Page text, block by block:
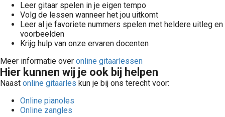
Leer gitaar spelen in je eigen tempo
Volg de lessen wanneer het jou uitkomt
Leer al je favoriete nummers spelen met heldere uitleg en
voorbeelden
Krijg hulp van onze ervaren docenten
Meer informatie over online gitaarlessen
Hier kunnen wij je ook bij helpen
Naast online gitaarles kun je bij ons terecht voor:
Online pianoles
Online zangles